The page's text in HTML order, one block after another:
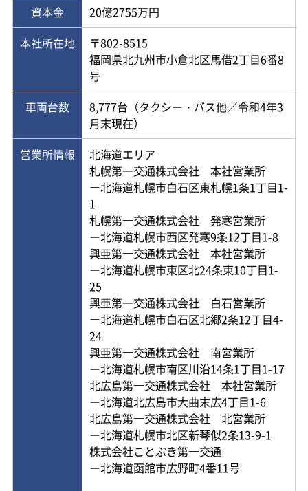
資本金
20億2755万円
本社所在地
〒802-8515
福岡県北九州市小倉北区馬借2丁目6番8
号
車両台数
8,777台（タクシー・バス他／令和4年3
月末現在）
営業所情報
北海道エリア
札幌第一交通株式会社 本社営業所
ー北海道札幌市白石区東札幌1条1丁目1-
1
札幌第一交通株式会社 発寒営業所
ー北海道札幌市西区発寒9条12丁目1-8
興亜第一交通株式会社 本社営業所
ー北海道札幌市東区北24条東10丁目1-
25
興亜第一交通株式会社 白石営業所
ー北海道札幌市白石区北郷2条12丁目4-
24
興亜第一交通株式会社 南営業所
ー北海道札幌市南区川沿14条1丁目1-17
北広島第一交通株式会社 本社営業所
ー北海道北広島市大曲末広4丁目1-6
北広島第一交通株式会社 北営業所
ー北海道札幌市北区新琴似2条13-9-1
株式会社ことぶき第一交通
ー北海道函館市広野町4番11号